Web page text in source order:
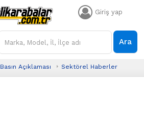
Giriş yap
Ara
Basın Açıklaması Sektörel Haberler